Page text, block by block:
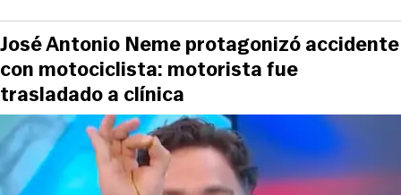
José Antonio Neme protagonizó accidente
con motociclista: motorista fue
trasladado a clínica